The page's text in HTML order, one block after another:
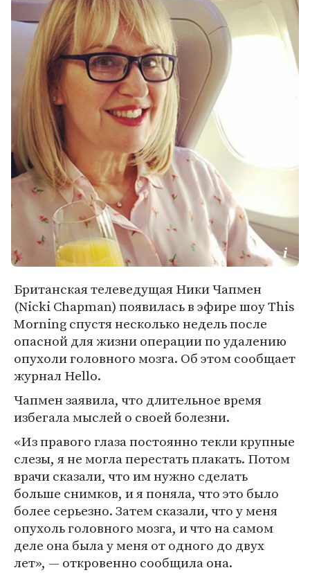
Британская телеведущая Ники Чапмен
(Nicki Chapman) появилась в эфире шоу This
Morning спустя несколько недель после
опасной для жизни операции по удалению
опухоли головного мозга. Об этом сообщает
журнал Hello.
Чапмен заявила, что длительное время
избегала мыслей о своей болезни.
«Из правого глаза постоянно текли крупные
слезы, я не могла перестать плакать. Потом
врачи сказали, что им нужно сделать
больше снимков, и я поняла, что это было
более серьезно. Затем сказали, что у меня
опухоль головного мозга, и что на самом
деле она была у меня от одного до двух
лет», — откровенно сообщила она.